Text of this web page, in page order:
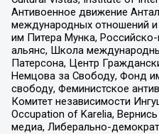
Антивоенное движение
международных отношений и
им Питера Мунка,
альянс, Школа
Патерсона, Центр
Немцова за Свободу, Фонд
свободу, Феминистское
Комитет независимости
Occupation of Karelia,
медиа, Либерально-